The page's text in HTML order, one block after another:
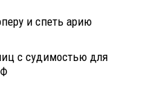
и спеть арию
с судимостью для